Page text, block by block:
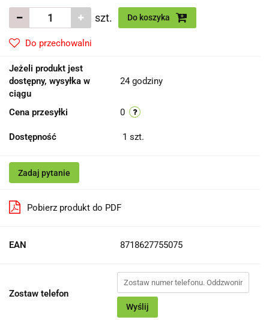
szt. Do koszyka
Do przechowalni
Jeżeli produkt jest
dostępny, wysyłka w
ciągu
24 godziny
Cena przesyłki 0
Dostępność 1 szt.
Zadaj pytanie
Pobierz produkt do PDF
EAN 8718627755075
Zostaw telefon
Wyślij